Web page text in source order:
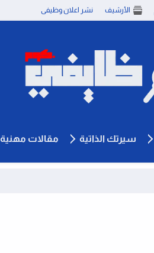
الأرشيف نشر اعلان وظيفى
سيرتك الذاتية مقالات مهنية